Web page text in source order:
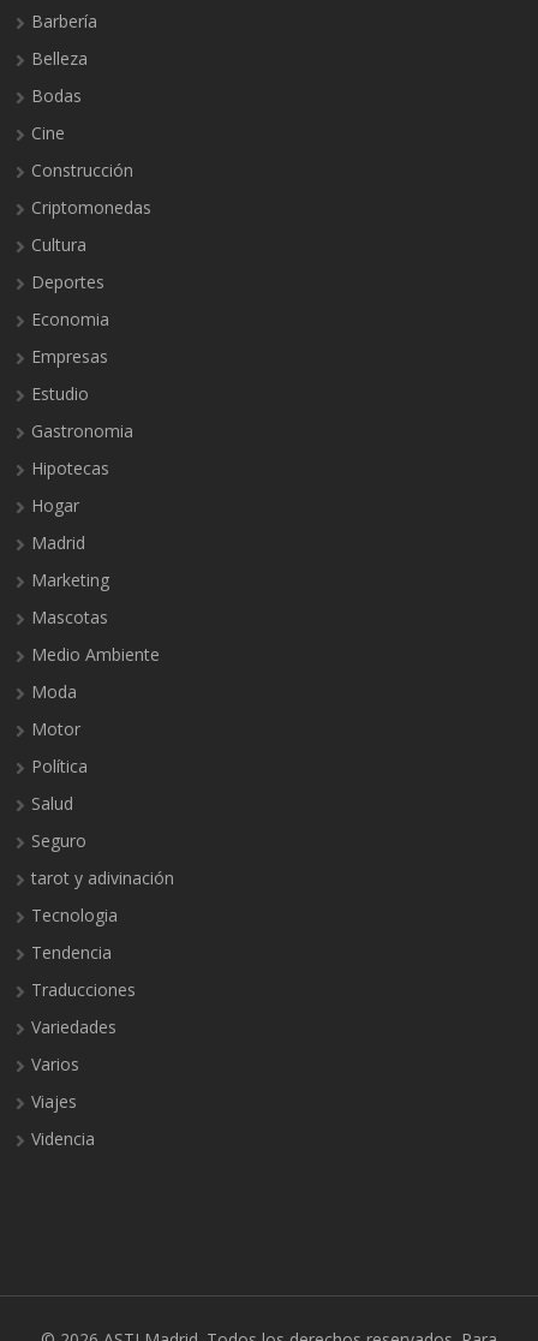
Barbería
Belleza
Bodas
Cine
Construcción
Criptomonedas
Cultura
Deportes
Economia
Empresas
Estudio
Gastronomia
Hipotecas
Hogar
Madrid
Marketing
Mascotas
Medio Ambiente
Moda
Motor
Política
Salud
Seguro
tarot y adivinación
Tecnologia
Tendencia
Traducciones
Variedades
Varios
Viajes
Videncia